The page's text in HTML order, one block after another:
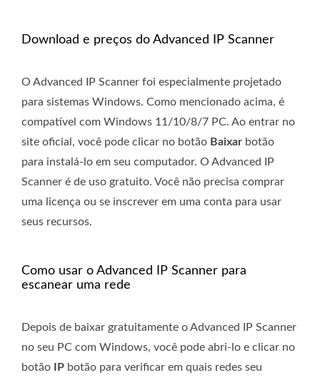
Download e preços do Advanced IP Scanner
O Advanced IP Scanner foi especialmente projetado
para sistemas Windows. Como mencionado acima, é
compatível com Windows 11/10/8/7 PC. Ao entrar no
site oficial, você pode clicar no botão Baixar botão
para instalá-lo em seu computador. O Advanced IP
Scanner é de uso gratuito. Você não precisa comprar
uma licença ou se inscrever em uma conta para usar
seus recursos.
Como usar o Advanced IP Scanner para
escanear uma rede
Depois de baixar gratuitamente o Advanced IP Scanner
no seu PC com Windows, você pode abri-lo e clicar no
botão
IP botão para verificar em quais redes seu